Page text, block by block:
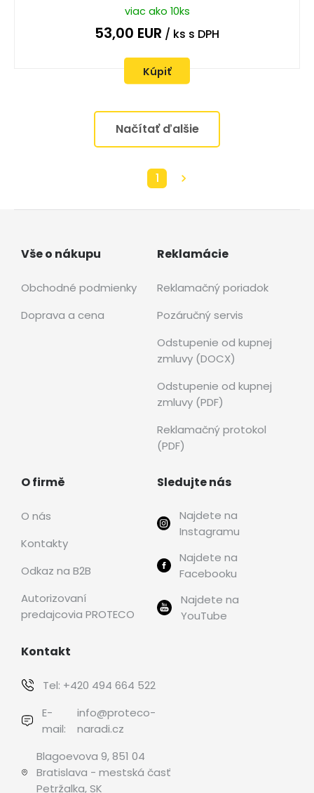
viac ako 10ks
53,00 EUR / ks s DPH
Kúpiť
Načítať ďalšie
1
Vše o nákupu
Obchodné podmienky
Doprava a cena
Reklamácie
Reklamačný poriadok
Pozáručný servis
Odstupenie od kupnej
zmluvy (DOCX)
Odstupenie od kupnej
zmluvy (PDF)
Reklamačný protokol
(PDF)
O firmě
O nás
Kontakty
Odkaz na B2B
Autorizovaní
predajcovia PROTECO
Sledujte nás
Najdete na
Instagramu
Najdete na
Facebooku
Najdete na
YouTube
Kontakt
Tel: +420 494 664 522
E-
mail:
info@proteco-
naradi.cz
Blagoevova 9, 851 04
Bratislava - mestská časť
Petržalka, SK